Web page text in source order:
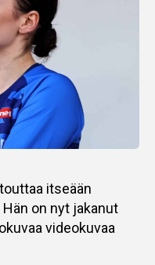
itseään
on nyt jakanut
videokuvaa